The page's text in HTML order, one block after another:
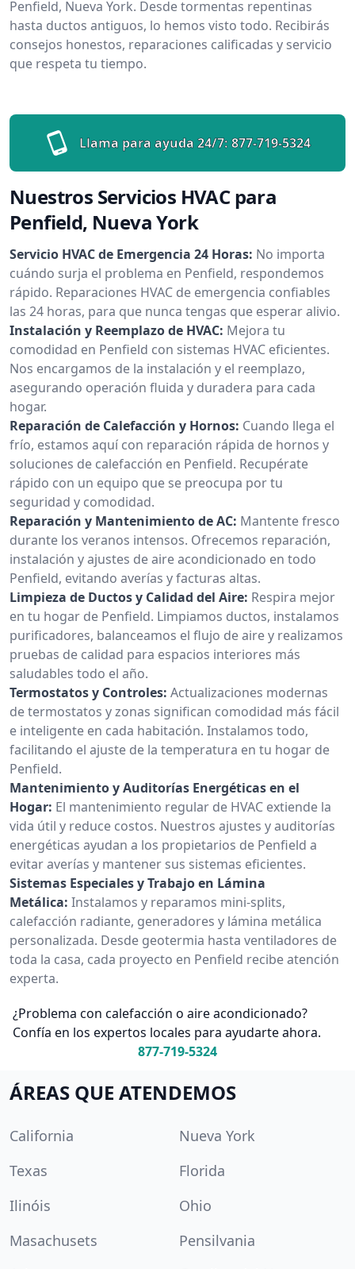
Penfield, Nueva York. Desde tormentas repentinas
hasta ductos antiguos, lo hemos visto todo. Recibirás
consejos honestos, reparaciones calificadas y servicio
que respeta tu tiempo.
Llama para ayuda 24/7: 877-719-5324
Nuestros Servicios HVAC para
Penfield, Nueva York
Servicio HVAC de Emergencia 24 Horas: No importa
cuándo surja el problema en Penfield, respondemos
rápido. Reparaciones HVAC de emergencia confiables
las 24 horas, para que nunca tengas que esperar alivio.
Instalación y Reemplazo de HVAC: Mejora tu
comodidad en Penfield con sistemas HVAC eficientes.
Nos encargamos de la instalación y el reemplazo,
asegurando operación fluida y duradera para cada
hogar.
Reparación de Calefacción y Hornos: Cuando llega el
frío, estamos aquí con reparación rápida de hornos y
soluciones de calefacción en Penfield. Recupérate
rápido con un equipo que se preocupa por tu
seguridad y comodidad.
Reparación y Mantenimiento de AC: Mantente fresco
durante los veranos intensos. Ofrecemos reparación,
instalación y ajustes de aire acondicionado en todo
Penfield, evitando averías y facturas altas.
Limpieza de Ductos y Calidad del Aire: Respira mejor
en tu hogar de Penfield. Limpiamos ductos, instalamos
purificadores, balanceamos el flujo de aire y realizamos
pruebas de calidad para espacios interiores más
saludables todo el año.
Termostatos y Controles: Actualizaciones modernas
de termostatos y zonas significan comodidad más fácil
e inteligente en cada habitación. Instalamos todo,
facilitando el ajuste de la temperatura en tu hogar de
Penfield.
Mantenimiento y Auditorías Energéticas en el
Hogar: El mantenimiento regular de HVAC extiende la
vida útil y reduce costos. Nuestros ajustes y auditorías
energéticas ayudan a los propietarios de Penfield a
evitar averías y mantener sus sistemas eficientes.
Sistemas Especiales y Trabajo en Lámina
Metálica: Instalamos y reparamos mini-splits,
calefacción radiante, generadores y lámina metálica
personalizada. Desde geotermia hasta ventiladores de
toda la casa, cada proyecto en Penfield recibe atención
experta.
¿Problema con calefacción o aire acondicionado?
Confía en los expertos locales para ayudarte ahora.
877-719-5324
ÁREAS QUE ATENDEMOS
California
Nueva York
Texas
Florida
Ilinóis
Ohio
Masachusets
Pensilvania